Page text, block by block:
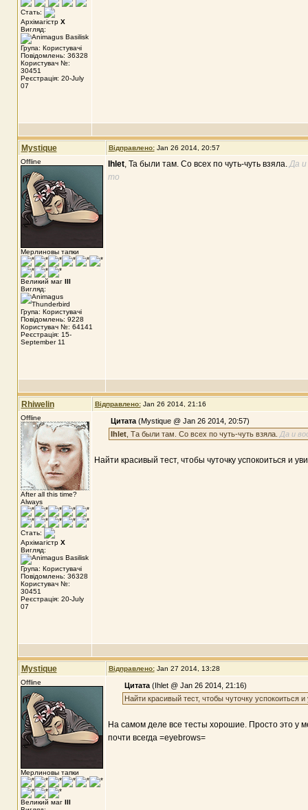
Стать:
Архімагістр X
Вигляд:
Група: Користувачі
Повідомлень: 36328
Користувач №:
30451
Реєстрація: 20-July
07
Mystique Відправлено: Jan 26 2014, 20:57
Offline
Мерлиновы тапки
Великий маг III
Вигляд:
Група: Користувачі
Повідомлень: 9228
Користувач №: 64141
Реєстрація: 15-
September 11
Ihlet, Та были там. Со всех по чуть-чуть взяла.Да и
то
Rhiwelin Відправлено: Jan 26 2014, 21:16
Offline
After all this time?
Always
Стать:
Архімагістр X
Вигляд:
Група: Користувачі
Повідомлень: 36328
Користувач №:
30451
Реєстрація: 20-July
07
Цитата (Mystique @ Jan 26 2014, 20:57)
Ihlet , Та были там. Со всех по чуть-чуть взяла. Да и
Найти красивый тест, чтобы чуточку успокоиться и
Mystique Відправлено: Jan 27 2014, 13:28
Offline
Мерлиновы тапки
Великий маг III
Цитата(Ihlet @ Jan 26 2014, 21:16)
Найти красивый тест, чтобы чуточку успокоиться
На самом деле все тесты хорошие. Просто это у
почти всегда =eyebrows=